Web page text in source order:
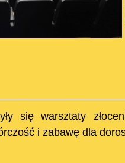
się warsztaty
i zabawę dla